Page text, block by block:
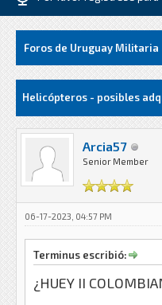
Foros de Uruguay Militaria
MediaHelicópteros - posibles
Arcia57
Senior Member
06-17-2023, 04:57 PM
Terminus escribió:
¿HUEY II